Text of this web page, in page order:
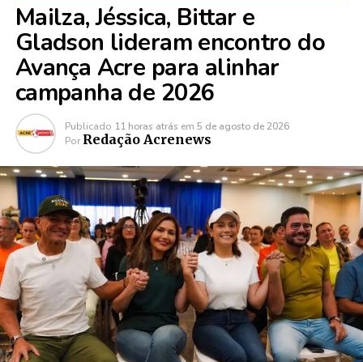
Mailza, Jéssica, Bittar e
Gladson lideram encontro do
Avança Acre para alinhar
campanha de 2026
Publicado 11 horas atrás em 5 de agosto de 2026
Por Redação Acrenews